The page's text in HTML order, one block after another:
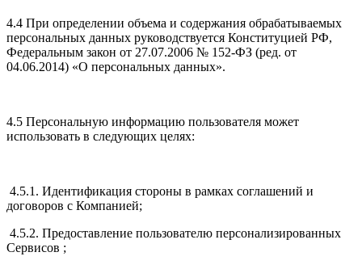
4.4 При определении объема и содержания обрабатываемых
персональных данных руководствуется Конституцией РФ,
Федеральным закон от 27.07.2006 № 152-ФЗ (ред. от
04.06.2014) «О персональных данных».
4.5 Персональную информацию пользователя может
использовать в следующих целях:
4.5.1. Идентификация стороны в рамках соглашений и
договоров с Компанией;
4.5.2. Предоставление пользователю персонализированных
Сервисов ;